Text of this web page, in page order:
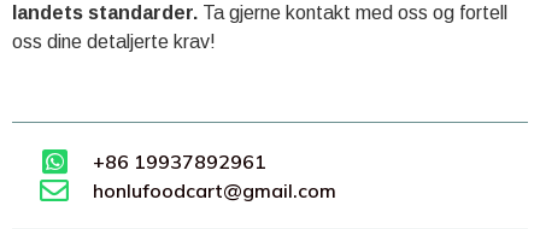
landets standarder. Ta gjerne kontakt med oss ​​og fortell
oss dine detaljerte krav!
+86 19937892961
honlufoodcart@gmail.com